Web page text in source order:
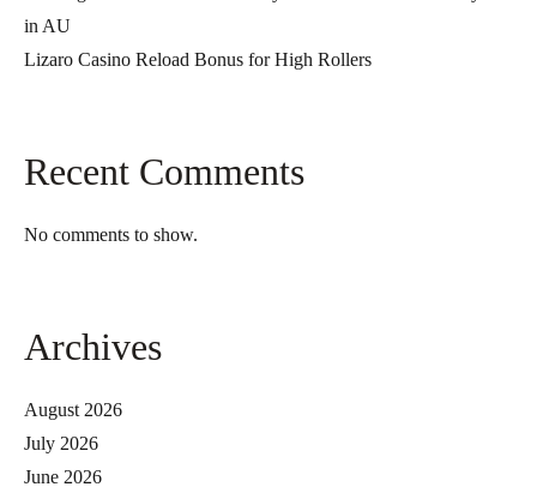
in AU
Lizaro Casino Reload Bonus for High Rollers
Recent Comments
No comments to show.
Archives
August 2026
July 2026
June 2026